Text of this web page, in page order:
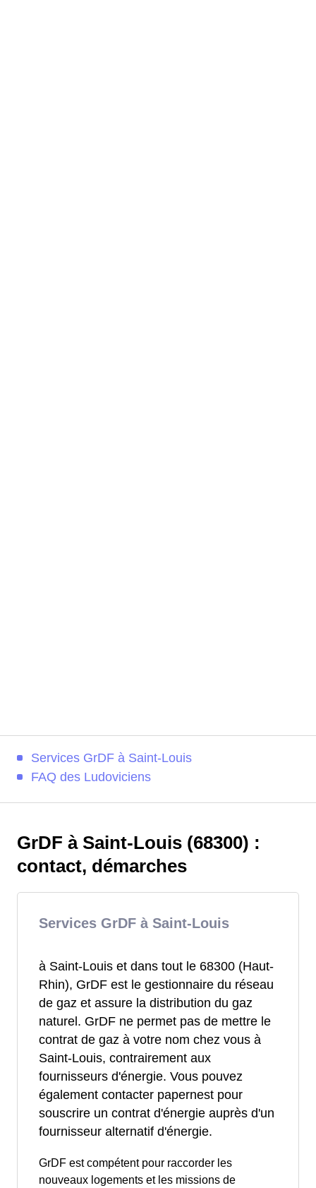
Services GrDF à Saint-Louis
FAQ des Ludoviciens
GrDF à Saint-Louis (68300) :
contact, démarches
Services GrDF à Saint-Louis
à Saint-Louis et dans tout le 68300 (Haut-
Rhin), GrDF est le gestionnaire du réseau
de gaz et assure la distribution du gaz
naturel. GrDF ne permet pas de mettre le
contrat de gaz à votre nom chez vous à
Saint-Louis, contrairement aux
fournisseurs d'énergie. Vous pouvez
également contacter papernest pour
souscrire un contrat d'énergie auprès d'un
fournisseur alternatif d'énergie.
GrDF est compétent pour raccorder les
nouveaux logements et les missions de